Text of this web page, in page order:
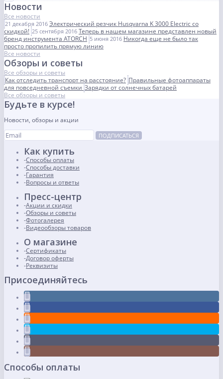
Новости
Все новости
21 декабря 2016 Электрический резчик Husqvarna K 3000 Electric со
скидкой! 25 сентября 2016 Теперь в нашем магазине представлен новый
бренд инструмента ATORCH 5 июня 2016 Никогда еще не было так
просто пропилить прямую линию
Все новости
Обзоры и советы
Все обзоры и советы
Как отследить транспорт на расстояние? Правильные фотоаппараты
для повседневной съемки Зарядки от солнечных батарей
Все обзоры и советы
Будьте в курсе!
Новости, обзоры и акции
ПОДПИСАТЬСЯ
Как купить
Способы оплаты
Способы доставки
Гарантия
Вопросы и ответы
Пресс-центр
Акции и скидки
Обзоры и советы
Фотогалерея
Видеообзоры товаров
О магазине
Сертификаты
Договор оферты
Реквизиты
Присоединяйтесь
Способы оплаты